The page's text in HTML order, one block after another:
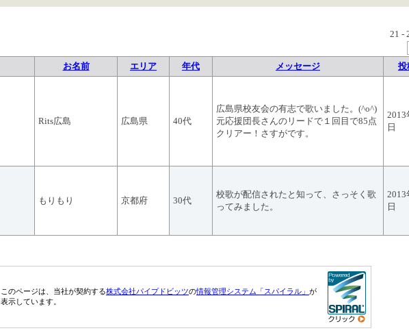
21 -
お名前 エリア 年代 メッセージ 投
Rits広島 広島県 40代
広島県校友会の有志で歌いました。(^o^)
元応援団長さんのリードで１回目で85点
クリアー！さすがです。
2013
日
もりもり 京都府 30代
校歌が配信されたと知って、さっそく歌
ってみました。
2013
日
このページは、当社が契約する株式会社パイプドビッツの情報管理システム「スパイラル」 が
表示しています。